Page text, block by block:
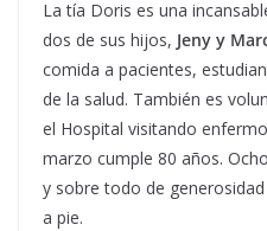
La tía Doris es una
dos de sus hijos, Jeny y
comida a pacientes,
de la salud. También es
el Hospital visitando
marzo cumple 80 años.
y sobre todo de
a pie.